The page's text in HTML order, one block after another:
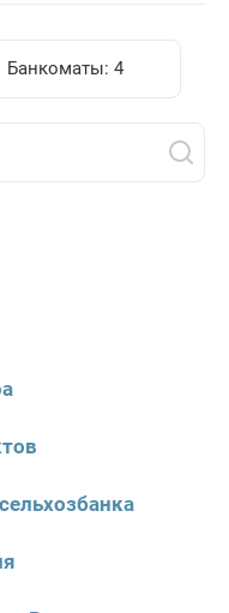
Банкоматы: 4